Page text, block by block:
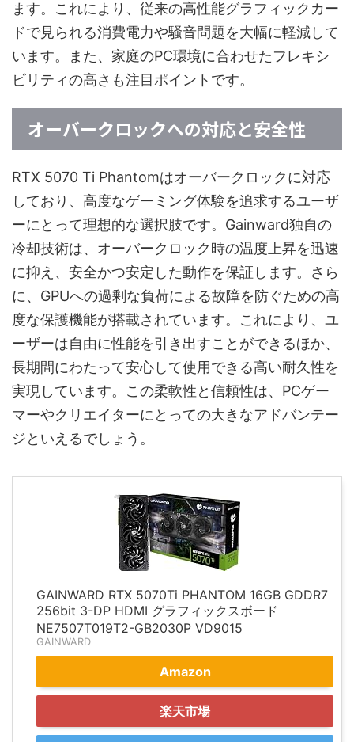
ます。これにより、従来の高性能グラフィックカー
ドで見られる消費電力や騒音問題を大幅に軽減して
います。また、家庭のPC環境に合わせたフレキシ
ビリティの高さも注目ポイントです。
オーバークロックへの対応と安全性
RTX 5070 Ti Phantomはオーバークロックに対応
しており、高度なゲーミング体験を追求するユーザ
ーにとって理想的な選択肢です。Gainward独自の
冷却技術は、オーバークロック時の温度上昇を迅速
に抑え、安全かつ安定した動作を保証します。さら
に、GPUへの過剰な負荷による故障を防ぐための高
度な保護機能が搭載されています。これにより、ユ
ーザーは自由に性能を引き出すことができるほか、
長期間にわたって安心して使用できる高い耐久性を
実現しています。この柔軟性と信頼性は、PCゲー
マーやクリエイターにとっての大きなアドバンテー
ジといえるでしょう。
GAINWARD RTX 5070Ti PHANTOM 16GB GDDR7
256bit 3-DP HDMI グラフィックスボード
NE7507T019T2-GB2030P VD9015
GAINWARD
Amazon
楽天市場